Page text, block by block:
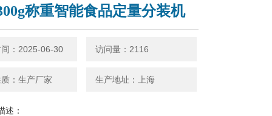
称重智能食品定量分装机
：2025-06-30 访问量：2116
：生产厂家 生产地址：上海
述：